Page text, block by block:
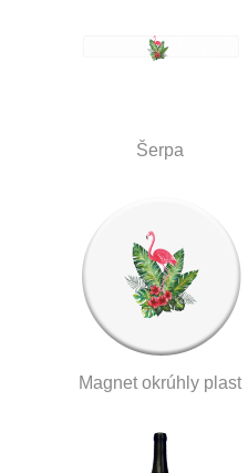
Šerpa
Magnet okrúhly plast